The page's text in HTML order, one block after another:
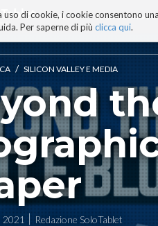
uso di cookie, i cookie consentono
Per saperne di più clicca qui.
BLOG
/ SILICON VALLEY E MEDIA
2021 Redazione SoloTablet